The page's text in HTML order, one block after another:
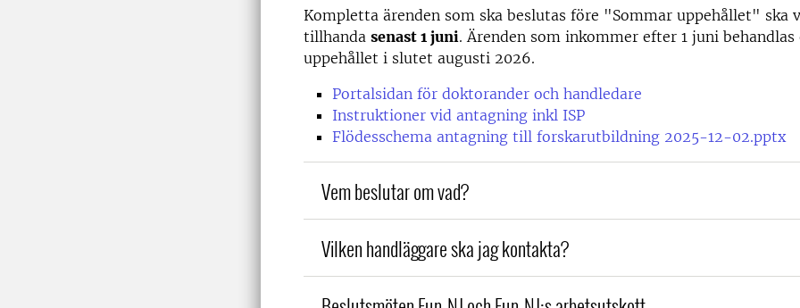
Kompletta ärenden som ska beslutas före "Sommar uppehållet" ska
tillhanda senast 1 juni. Ärenden som inkommer efter 1 juni
uppehållet i slutet augusti 2026.
Portalsidan för doktorander och handledare
Instruktioner vid antagning inkl ISP
Flödesschema antagning till forskarutbildning 2025-12-02.pptx
Vem beslutar om vad?
Vilken handläggare ska jag kontakta?